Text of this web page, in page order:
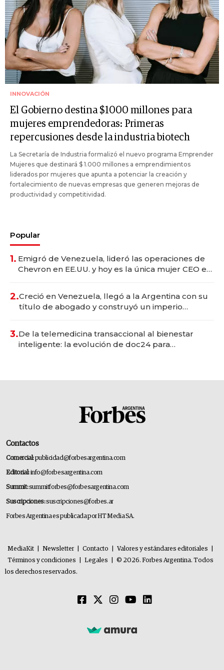
INNOVACIÓN
El Gobierno destina $1000 millones para
mujeres emprendedoras: Primeras
repercusiones desde la industria biotech
La Secretaría de Industria formalizó el nuevo programa Emprender
Mujeres que destinará $ 1.000 millones a emprendimientos
liderados por mujeres que apunta a potenciar la creación y
fortalecimiento de nuevas empresas que generen mejoras de
productividad y competitividad.
Popular
1. Emigró de Venezuela, lideró las operaciones de
Chevron en EE.UU. y hoy es la única mujer CEO en
2.Creció en Venezuela, llegó a la Argentina con su
título de abogado y construyó un imperio
3.De la telemedicina transaccional al bienestar
inteligente: la evolución de doc24 para
Contactos
Comercial:publicidad@forbesargentina.com
Editorial:info@forbesargentina.com
Summit:summitforbes@forbesargentina.com
Suscripciones:suscripciones@forbes.ar
Forbes Argentina es publicada por HT Media SA.
MediaKit Newsletter Contacto Valores y estándares editoriales
Términos y condiciones
Legales
© 2026. Forbes Argentina. Todos
los derechos reservados.